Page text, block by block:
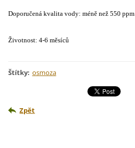
Doporučená kvalita vody: méně než 550 ppm
Životnost: 4-6 měsíců
Štítky: osmoza
Zpět